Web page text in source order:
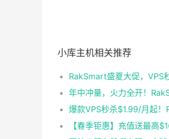
小库主机相关推荐